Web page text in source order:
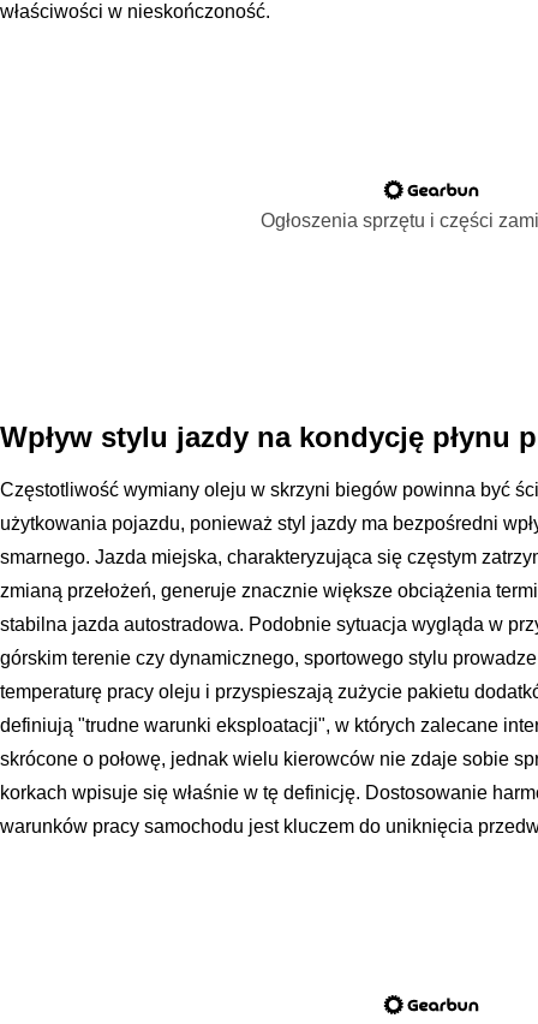
właściwości w nieskończoność.
Ogłoszenia sprzętu i części
Wpływ stylu jazdy na kondycję płynu
Częstotliwość wymiany oleju w skrzyni biegów powinna być
użytkowania pojazdu, ponieważ styl jazdy ma bezpośredni
smarnego. Jazda miejska, charakteryzująca się częstym
zmianą przełożeń, generuje znacznie większe obciążenia
stabilna jazda autostradowa. Podobnie sytuacja wygląda w
górskim terenie czy dynamicznego, sportowego stylu
temperaturę pracy oleju i przyspieszają zużycie pakietu
definiują "trudne warunki eksploatacji", w których zalecane
skrócone o połowę, jednak wielu kierowców nie zdaje sobie
korkach wpisuje się właśnie w tę definicję. Dostosowanie
warunków pracy samochodu jest kluczem do uniknięcia